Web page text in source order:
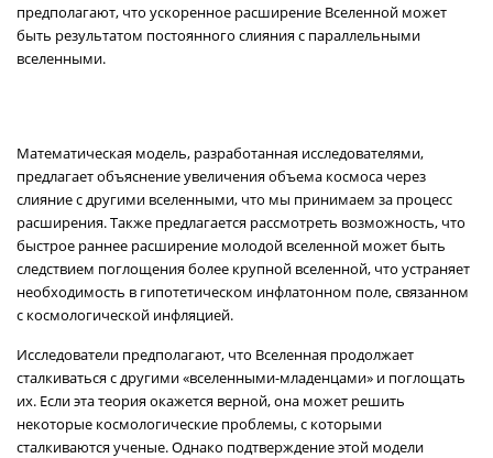
предполагают, что ускоренное расширение Вселенной может
быть результатом постоянного слияния с параллельными
вселенными.
Математическая модель, разработанная исследователями,
предлагает объяснение увеличения объема космоса через
слияние с другими вселенными, что мы принимаем за процесс
расширения. Также предлагается рассмотреть возможность, что
быстрое раннее расширение молодой вселенной может быть
следствием поглощения более крупной вселенной, что устраняет
необходимость в гипотетическом инфлатонном поле, связанном
с космологической инфляцией.
Исследователи предполагают, что Вселенная продолжает
сталкиваться с другими «вселенными-младенцами» и поглощать
их. Если эта теория окажется верной, она может решить
некоторые космологические проблемы, с которыми
сталкиваются ученые. Однако подтверждение этой модели